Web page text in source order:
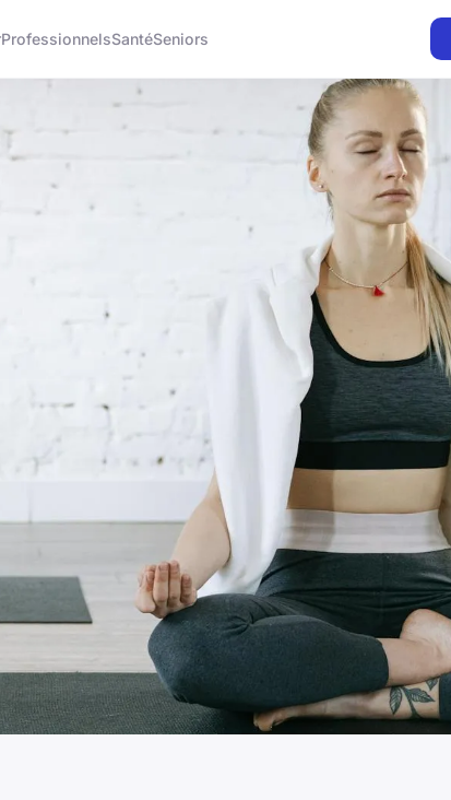
ProfessionnelsSantéSeniors